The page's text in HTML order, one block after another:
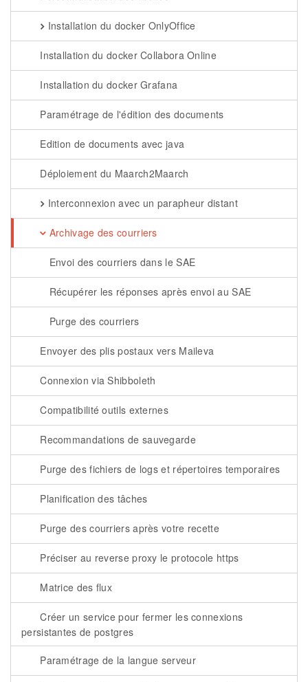
Installation du docker OnlyOffice
Installation du docker Collabora Online
Installation du docker Grafana
Paramétrage de l'édition des documents
Edition de documents avec java
Déploiement du Maarch2Maarch
Interconnexion avec un parapheur distant
Archivage des courriers
Envoi des courriers dans le SAE
Récupérer les réponses après envoi au SAE
Purge des courriers
Envoyer des plis postaux vers Maileva
Connexion via Shibboleth
Compatibilité outils externes
Recommandations de sauvegarde
Purge des fichiers de logs et répertoires temporaires
Planification des tâches
Purge des courriers après votre recette
Préciser au reverse proxy le protocole https
Matrice des flux
Créer un service pour fermer les connexions
persistantes de postgres
Paramétrage de la langue serveur